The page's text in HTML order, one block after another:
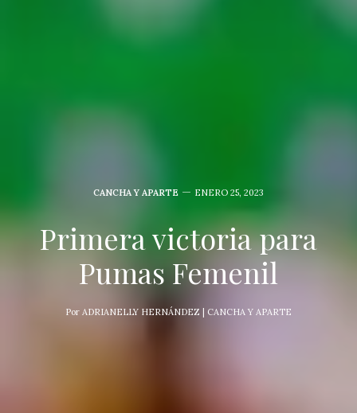
CANCHA Y APARTE ENERO 25, 2023
Primera victoria para
Pumas Femenil
Por ADRIANELLY HERNÁNDEZ | CANCHA Y APARTE